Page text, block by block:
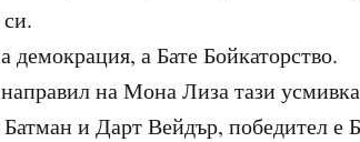
а Бате Бойкаторство.
на Мона Лиза тази
и Дарт Вейдър, победител е